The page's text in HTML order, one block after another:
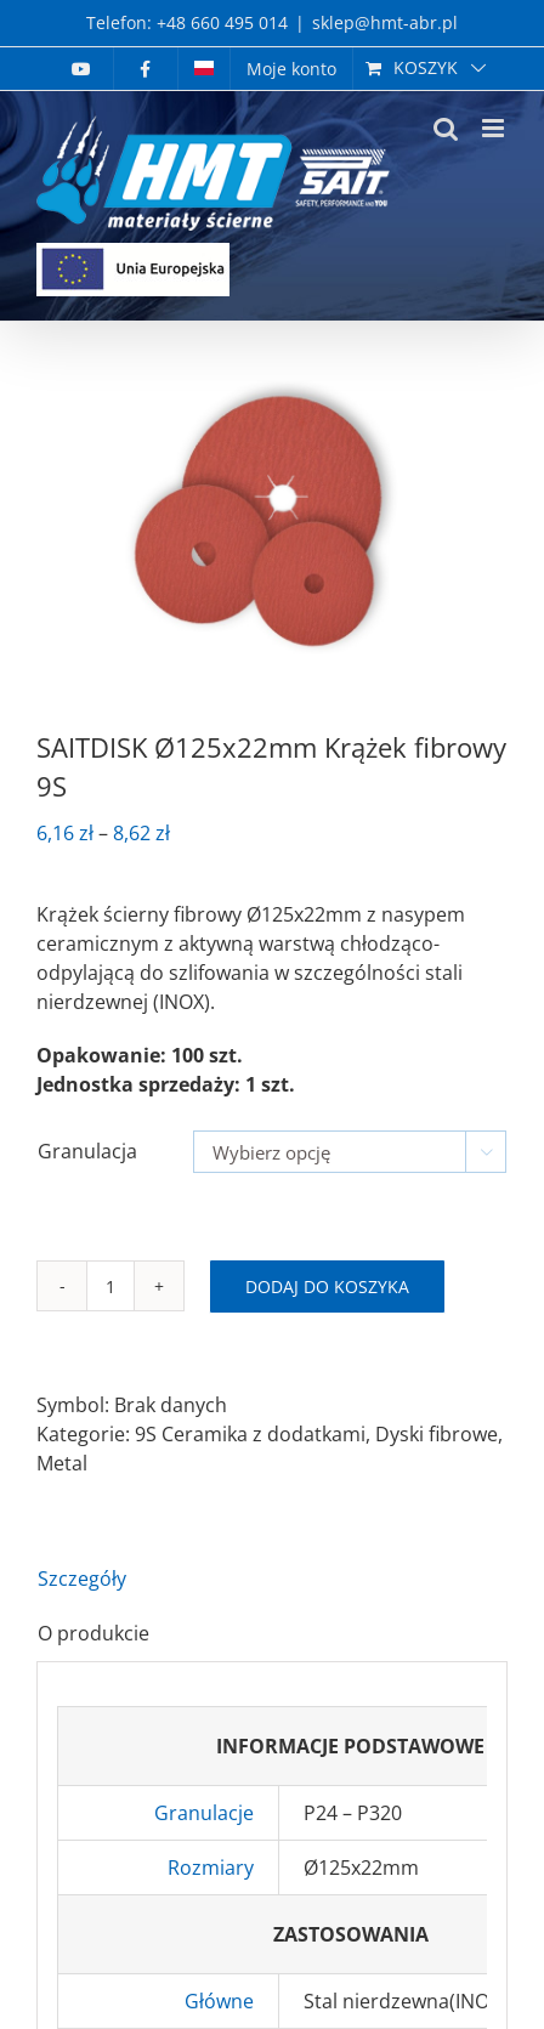
to
Telefon: +48 660 495 014 | sklep@hmt-abr.pl
Moje konto
KOSZYK
SAITDISK Ø125x22mm Krążek fibrowy
9S
6,16zł–8,62złZakres
6,16 zł
do
8,62 zł
Krążek ścierny fibrowy Ø125x22mm z nasypem
ceramicznym z aktywną warstwą chłodząco-
odpylającą do szlifowania w szczególności stali
nierdzewnej (INOX).
Opakowanie: 100 szt.
Jednostka sprzedaży: 1 szt.
Granulacja 
ilość
fibrowy
9S
DODAJ DO KOSZYKA
Symbol: Brak danych
Kategorie: 9S Ceramika z dodatkami, Dyski fibrowe,
Metal
Szczegóły
O produkcie
INFORMACJE PODSTAWOWE
Granulacje P24 – P320
Rozmiary Ø125x22mm
ZASTOSOWANIA
Główne Stal nierdzewna(INOX)